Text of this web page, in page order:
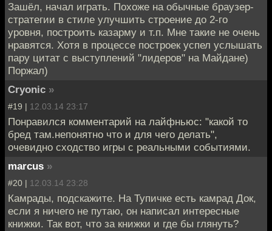
Зашёл, начал играть. Похоже на обычные браузер-
стратегии в стиле улучшить строение до 2-го
уровня, построить казарму и т.п. Мне такие не очень
нравятся. Хотя в процессе построек успел услышать
пару цитат с выступлений "лидеров" на Майдане)
Поржал)
Cryonic »
#19 | 12.03.14 23:17
Понравился комментарий на лайфньюс: "какой то
бред там.непонятно что и для чего делать",
очевидно сходство игры с реальными событиями.
marcus »
#20 | 12.03.14 23:28
Камрады, подскажите. На Тупичке есть камрад Док,
если я ничего не путаю, он написал интересные
книжки. Так вот, что за книжки и где бы глянуть?